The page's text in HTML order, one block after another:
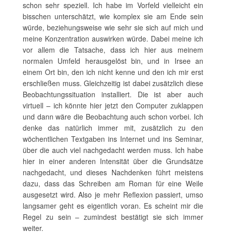
schon sehr speziell. Ich habe im Vorfeld vielleicht ein
bisschen unterschätzt, wie komplex sie am Ende sein
würde, beziehungsweise wie sehr sie sich auf mich und
meine Konzentration auswirken würde. Dabei meine ich
vor allem die Tatsache, dass ich hier aus meinem
normalen Umfeld herausgelöst bin, und in Irsee an
einem Ort bin, den ich nicht kenne und den ich mir erst
erschließen muss. Gleichzeitig ist dabei zusätzlich diese
Beobachtungssituation installiert. Die ist aber auch
virtuell – ich könnte hier jetzt den Computer zuklappen
und dann wäre die Beobachtung auch schon vorbei. Ich
denke das natürlich immer mit, zusätzlich zu den
wöchentlichen Textgaben ins Internet und ins Seminar,
über die auch viel nachgedacht werden muss. Ich habe
hier in einer anderen Intensität über die Grundsätze
nachgedacht, und dieses Nachdenken führt meistens
dazu, dass das Schreiben am Roman für eine Weile
ausgesetzt wird. Also je mehr Reflexion passiert, umso
langsamer geht es eigentlich voran. Es scheint mir die
Regel zu sein – zumindest bestätigt sie sich immer
weiter.